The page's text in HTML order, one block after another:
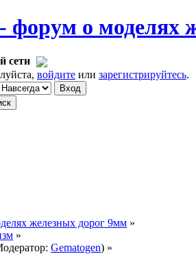
сети
войдите или зарегистрируйтесь.
железных дорог 9мм »
»
Gematogen) »